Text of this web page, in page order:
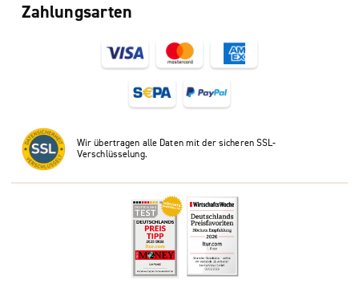
Zahlungsarten
Wir übertragen alle Daten mit der sicheren SSL-
Verschlüsselung.